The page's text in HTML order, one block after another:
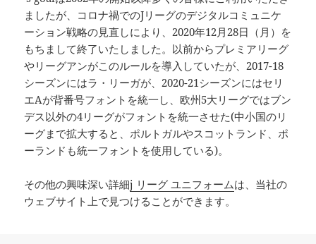
ましたが、コロナ禍でのJリーグのデジタルコミュニケ
ーション戦略の見直しにより、2020年12月28日（月）を
もちまして終了いたしました。以前からプレミアリーグ
やリーグアンがこのルールを導入していたが、2017-18
シーズンにはラ・リーガが、2020-21シーズンにはセリ
エAが背番号フォントを統一し、欧州5大リーグではブン
デス以外の4リーグがフォントを統一させた(中小国のリ
ーグまで拡大すると、ポルトガルやスコットランド、ポ
ーランドも統一フォントを使用している)。
その他の興味深い詳細j リーグ ユニフォームは、当社の
ウェブサイト上で見つけることができます。